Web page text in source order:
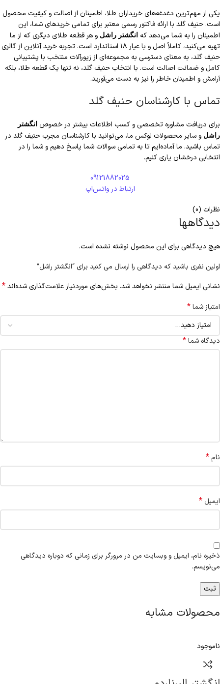
یکی از مهم‌ترین دغدغه‌های خریداران طلا، اطمینان از اصالت و کیفیت محصول
است. حنیف گلد با ارائه فاکتور رسمی معتبر برای تمامی خریدهای شما، این
اطمینان را به شما می‌دهد که انگشتر راشل و هر قطعه طلای دیگری که از ما
تهیه می‌کنید، کاملاً اصل و با عیار ۱۸ استاندارد است. تجربه خرید آنلاین از گالری
حنیف گلد، به معنای دسترسی به مجموعه‌ای از زیورآلات منتخب با پشتیبانی
کامل و ضمانت اصالت است. با انتخاب حنیف گلد، نه تنها یک قطعه طلا، بلکه
آرامش و اطمینان خاطر را نیز به دست می‌آورید.
تماس با کارشناسان حنیف گلد
برای دریافت مشاوره تخصصی و کسب اطلاعات بیشتر در خصوص انگشتر
راشل و سایر محصولات لوکس ما، می‌توانید با کارشناسان مجرب حنیف گلد در
تماس باشید. ما آماده‌ایم تا به تمامی سوالات شما پاسخ دهیم و شما را در
انتخابی درخشان یاری کنیم.
09121882025
ارتباط در واتس‌اپ
نظرات (0)
دیدگاهها
هیچ دیدگاهی برای این محصول نوشته نشده است.
اولین نفری باشید که دیدگاهی را ارسال می کنید برای “انگشتر راشل”
نشانی ایمیل شما منتشر نخواهد شد. بخش‌های موردنیاز علامت‌گذاری شده‌اند*
امتیاز شما*
دیدگاه شما*
نام*
ایمیل *
ذخیره نام، ایمیل و وبسایت من در مرورگر برای زمانی که دوباره دیدگاهی
می‌نویسم.
محصولات مشابه
ناموجود